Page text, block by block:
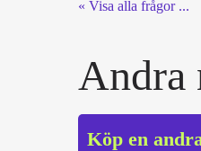
« Visa alla frågor ...
Andra
Köp en